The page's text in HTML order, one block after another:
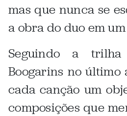
mas que nunca se
a obra do duo em
Seguindo a trilha
Boogarins no último
cada canção um
composições que